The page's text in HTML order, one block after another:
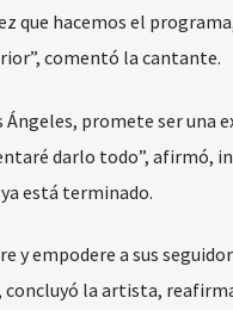
que hacemos el
comentó la cantante.
promete ser una
darlo todo”, afirmó,
está terminado.
y empodere a sus
concluyó la artista,